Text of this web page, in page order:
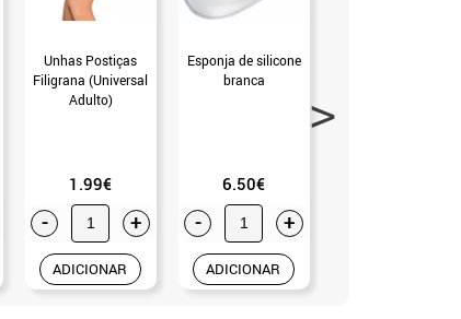
Unhas Postiças
Filigrana (Universal
Adulto)
1.99€
- +
ADICIONAR
Esponja de silicone
branca
6.50€
- +
ADICIONAR